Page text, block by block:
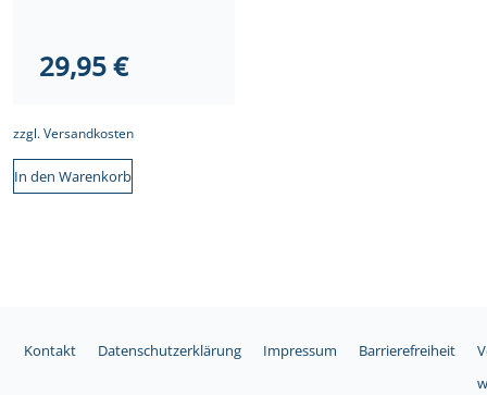
29,95€
zzgl.Versandkosten
In den Warenkorb
Kontakt Datenschutzerklärung Impressum Barrierefreiheit